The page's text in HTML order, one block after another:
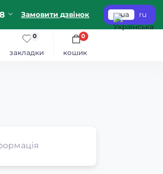
Замовити дзвінок ua ru
закладки
0
кошик
0